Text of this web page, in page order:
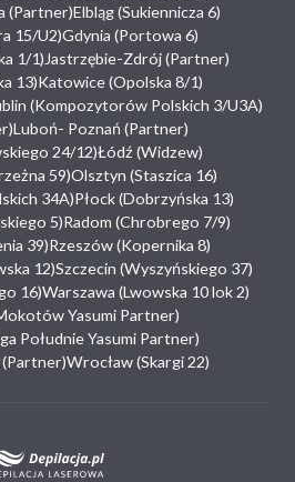
(Partner)Elbląg (Sukiennicza 6)
15/U2)Gdynia (Portowa 6)
1/1) Jastrzębie-Zdrój (Partner)
13)Katowice (Opolska 8/1)
(Kompozytorów Polskich 3/U3A)
Luboń- Poznań (Partner)
24/12)Łódź (Widzew)
59)Olsztyn (Staszica 16)
34A)Płock (Dobrzyńska 13)
5)Radom (Chrobrego 7/9)
39)Rzeszów (Kopernika 8)
12)Szczecin (Wyszyńskiego 37)
16)Warszawa (Lwowska 10 lok 2)
Yasumi Partner)
Południe Yasumi Partner)
Wrocław (Skargi 22)